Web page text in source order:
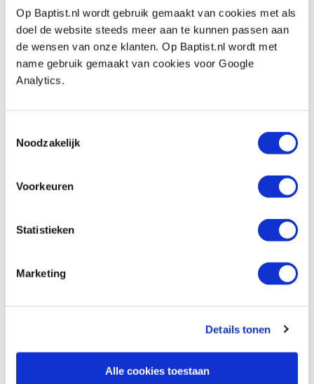
Op Baptist.nl wordt gebruik gemaakt van cookies met als
doel de website steeds meer aan te kunnen passen aan
de wensen van onze klanten. Op Baptist.nl wordt met
name gebruik gemaakt van cookies voor Google
Analytics.
Noodzakelijk
Voorkeuren
Statistieken
Marketing
Details tonen
Alle cookies toestaan
mm)
Artikelnummer: 22611
€ 70,10 incl. btw
€ 57,93 excl. btw
Vergelijken
Veritas deuvel- en tenonsnijder 1/2″ (13
Niet op voorraad, verwachte levertijd onbekend
Veritas messing tip voor wandelstok 1-
€ 20,55 incl. btw